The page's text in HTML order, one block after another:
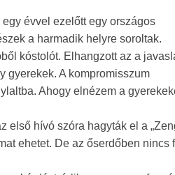
évvel ezelőtt egy országos
a harmadik helyre soroltak.
kóstolót. Elhangzott az a
gyerekek. A kompromisszum
Ahogy elnézem a
hívó szóra hagyták el a
ehetet. De az őserdőben nincs